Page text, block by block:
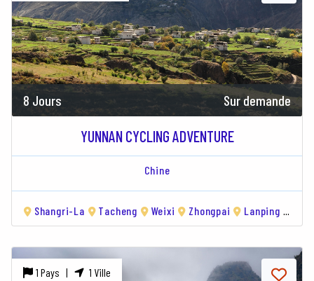
8 Jours Sur demande
YUNNAN CYCLING ADVENTURE
Chine
Shangri-La Tacheng Weixi Zhongpai Lanping
1 Pays | 1 Ville